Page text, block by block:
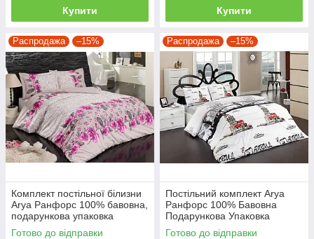
Купити Купити
Распродажа –15%
Комплект постільної білизни
Arya Ранфорс 100% бавовна,
подарункова упаковка
полуторний
Готово до відправки
Распродажа –15%
Постільний комплект Arya
Ранфорс 100% Бавовна
Подарункова Упаковка
полуторний
Готово до відправки